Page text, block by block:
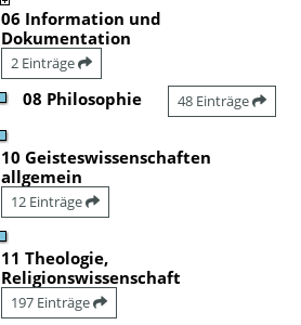
06 Information und
Dokumentation
2 Einträge
08 Philosophie 48 Einträge
10 Geisteswissenschaften
allgemein
12 Einträge
11 Theologie,
Religionswissenschaft
197 Einträge